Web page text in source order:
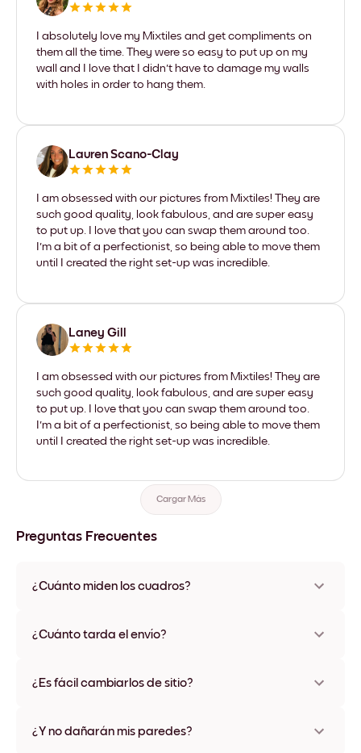
I absolutely love my Mixtiles and get compliments on
them all the time. They were so easy to put up on my
wall and I love that I didn't have to damage my walls
with holes in order to hang them.
Lauren Scano-Clay
I am obsessed with our pictures from Mixtiles! They are
such good quality, look fabulous, and are super easy
to put up. I love that you can swap them around too.
I'm a bit of a perfectionist, so being able to move them
until I created the right set-up was incredible.
Laney Gill
I am obsessed with our pictures from Mixtiles! They are
such good quality, look fabulous, and are super easy
to put up. I love that you can swap them around too.
I'm a bit of a perfectionist, so being able to move them
until I created the right set-up was incredible.
Cargar Más
Preguntas Frecuentes
¿Cuánto miden los cuadros?
varios materiales y colores de marco, incluidas opciones sin
¿Cuánto tarda el envío?
disponibles en algunos países. Te enviaremos un número de
¿Es fácil cambiarlos de sitio?
ningún daño
¿Y no dañarán mis paredes?